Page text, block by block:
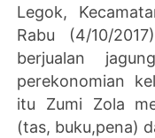
Legok,
Rabu (4/10/
berjualan
perekonomian
itu Zumi Zola
(tas, buku,pena)